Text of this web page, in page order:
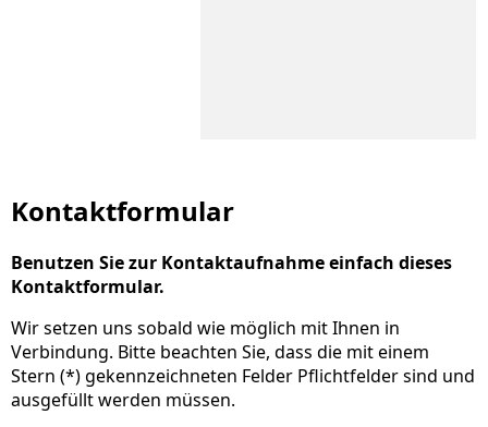
Kontaktformular
Benutzen Sie zur Kontaktaufnahme einfach dieses
Kontaktformular.
Wir setzen uns sobald wie möglich mit Ihnen in
Verbindung. Bitte beachten Sie, dass die mit einem
Stern (*) gekennzeichneten Felder Pflichtfelder sind und
ausgefüllt werden müssen.